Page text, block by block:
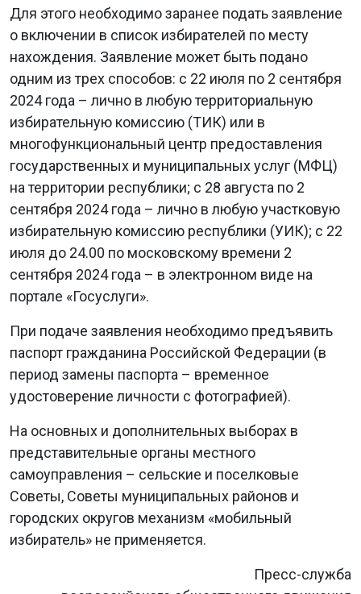
Для этого необходимо заранее подать заявление
о включении в список избирателей по месту
нахождения. Заявление может быть подано
одним из трех способов: с 22 июля по 2 сентября
2024 года – лично в любую территориальную
избирательную комиссию (ТИК) или в
многофункциональный центр предоставления
государственных и муниципальных услуг (МФЦ)
на территории республики; с 28 августа по 2
сентября 2024 года – лично в любую участковую
избирательную комиссию республики (УИК); с 22
июля до 24.00 по московскому времени 2
сентября 2024 года – в электронном виде на
портале «Госуслуги».
При подаче заявления необходимо предъявить
паспорт гражданина Российской Федерации (в
период замены паспорта – временное
удостоверение личности с фотографией).
На основных и дополнительных выборах в
представительные органы местного
самоуправления – сельские и поселковые
Советы, Советы муниципальных районов и
городских округов механизм «мобильный
избиратель» не применяется.
Пресс-служба